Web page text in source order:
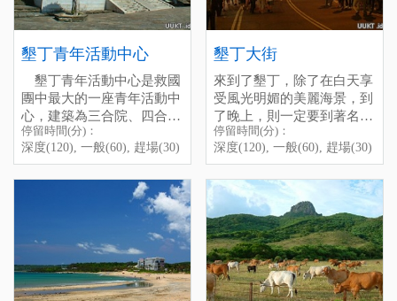
多種熱帶植物。景觀之中以
銀葉板根、石筍寶穴、觀海
台、垂榕谷、一線天等景觀
較為著稱。
官方介紹：墾丁國家森林
遊樂區
墾丁森林遊樂區摺
頁
電話：(08)886-1211
地址：屏東縣恆春鎮墾丁里
停留時間(分)：深度(300),
[標籤：收費 生態 需停車費
it becomes much cleaner,
there is also a bar on the
beach, you can have coupIes
of drink whiIe you enjoy the
scenery.
停留時間(分)：深度(120),
一般(60), 趕場(10)
[標籤：夜遊 防曬 生態 免費
戲水 必遊 浮潛 ]
墾丁青年活動中心
墾丁青年活動中心是救國
團中最大的一座青年活動中
心，建築為三合院、四合院
為主，還有仿照台灣傳統書
院的建築，真的是古色古
香，很有特色。
另外，活動中心裡還有一
條濱海步道，最著名的地標
就是「青蛙石」了。其中還
有由貝殼屑形成的「情人
灘」，貝殼很美，撿累了睡
個午覺也不錯哦！
停留時間(分)：
深度(120), 一般(60), 趕場(30)
墾丁大街
來到了墾丁，除了在白天享
受風光明媚的美麗海景，到
了晚上，則一定要到著名的
墾丁大街好好逛逛不可！墾
丁大街白天是台26線的主要
道路，晚上就被攤販和行人
盤據，彷彿不夜城一般。其
實整個墾丁方圓不過一公里
以內，也是個剛剛好都可以
步行繞個一圈的範圍。
原本安靜的墾丁街，每到了
夜晚，則搖身一變，擠滿了
各式各樣的攤販和觀光客，
彷彿不夜城般，來到此地，
你可以享受各種美味的小
吃，或是選購一些墾丁紀念
品，又或者挑間你喜歡的酒
吧，坐下來喝杯調酒，感受
這個地方的熱情與活力。
Kenting Night Market
After enjoying the beautiful
scenery of Kening on the
daytime, l think there is one
停留時間(分)：
深度(120), 一般(60), 趕場(30)